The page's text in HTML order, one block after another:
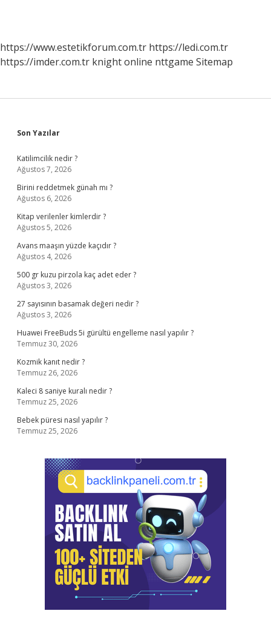
https://www.estetikforum.com.tr https://ledi.com.tr
https://imder.com.tr knight online nttgame Sitemap
Sidebar
Son Yazılar
Katilimcilik nedir ?
Ağustos 7, 2026
Birini reddetmek günah mı ?
Ağustos 6, 2026
Kitap verilenler kimlerdir ?
Ağustos 5, 2026
Avans maaşın yüzde kaçıdır ?
Ağustos 4, 2026
500 gr kuzu pirzola kaç adet eder ?
Ağustos 3, 2026
27 sayısının basamak değeri nedir ?
Ağustos 3, 2026
Huawei FreeBuds 5i gürültü engelleme nasıl yapılır ?
Temmuz 30, 2026
Kozmik kanıt nedir ?
Temmuz 26, 2026
Kaleci 8 saniye kuralı nedir ?
Temmuz 25, 2026
Bebek püresi nasıl yapılır ?
Temmuz 25, 2026